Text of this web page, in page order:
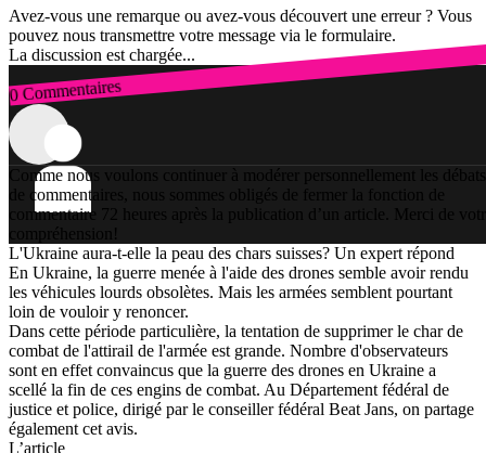
Avez-vous une remarque ou avez-vous découvert une erreur ? Vous
pouvez nous transmettre votre message via le formulaire.
La discussion est chargée...
0 Commentaires
Connexion
Comme nous voulons continuer à modérer personnellement les débats
de commentaires, nous sommes obligés de fermer la fonction de
commentaire 72 heures après la publication d’un article. Merci de
compréhension!
L'Ukraine aura-t-elle la peau des chars suisses? Un expert répond
En Ukraine, la guerre menée à l'aide des drones semble avoir rendu
les véhicules lourds obsolètes. Mais les armées semblent pourtant
loin de vouloir y renoncer.
Dans cette période particulière, la tentation de supprimer le char de
combat de l'attirail de l'armée est grande. Nombre d'observateurs
sont en effet convaincus que la guerre des drones en Ukraine a
scellé la fin de ces engins de combat. Au Département fédéral de
justice et police, dirigé par le conseiller fédéral Beat Jans, on partage
également cet avis.
L’article